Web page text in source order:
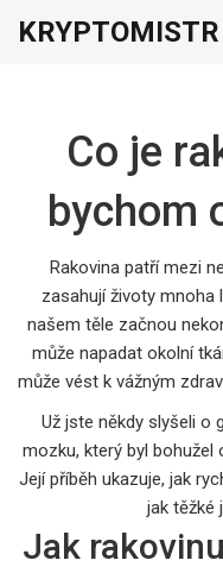
Co je
bychom
Rakovina patří mezi
zasahují životy mnoha
našem těle začnou
může napadat okolní
může vést k vážným
Už jste někdy slyšeli o
mozku, který byl bohužel
Její příběh ukazuje, jak
jak těžké
Jak